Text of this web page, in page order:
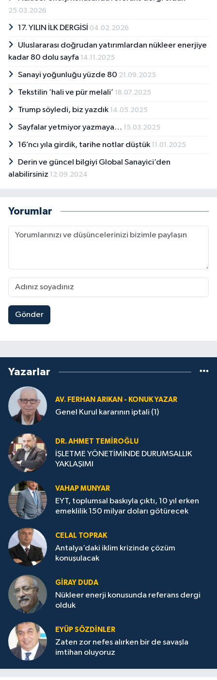
25.03.2026
17. YILIN İLK DERGİSİ 04.02.2026
Uluslararası doğrudan yatırımlardan nükleer enerjiye
kadar 80 dolu sayfa 14.11.2025
Sanayi yoğunluğu yüzde 80 21.09.2025
Tekstilin ‘hali ve pür melali’ 18.07.2025
Trump söyledi, biz yazdık 14.05.2025
Sayfalar yetmiyor yazmaya… 15.03.2025
16’ncı yıla girdik, tarihe notlar düştük 11.01.2025
Derin ve güncel bilgiyi Global Sanayici’den
alabilirsiniz 12.09.2024
Yorumlar
Gönder
Yazarlar
AV. FERHAN ARIKAN - KONUK YAZAR
Genel Kurul kararının iptali (1)
DR. AHMET TEMİROĞLU
İŞLETME YÖNETİMİNDE DURUMSALLIK
YAKLAŞIMI
VAHAP MUNYAR
EYT, toplumsal baskıyla çıktı, 10 yıl erken
emeklilik 150 milyar doları götürecek
CELAL TOPRAK
Antalya’daki iklim krizinde çözüm
konuşulacak
GİRAY DUDA
Nükleer enerji konusunda referans dergi
olduk
EYÜP SÖZDİNLER
Zaten zor nefes alırken bir de savaşla
imtihan oluyoruz